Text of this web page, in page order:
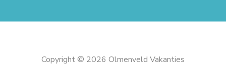
Copyright © 2026 Olmenveld Vakanties